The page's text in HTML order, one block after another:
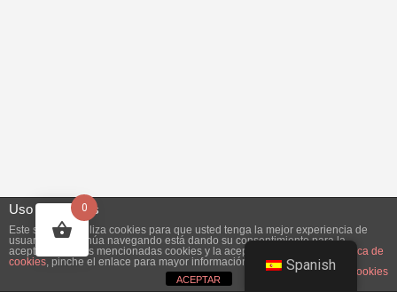
Uso de cookies
Este sitio web utiliza cookies para que usted tenga la mejor experiencia de
usuario. Si continúa navegando está dando su consentimiento para la
aceptación de las mencionadas cookies y la aceptación de nuestra
política de
cookies, pinche el enlace para mayor información.
plugin cookies
ACEPTAR
Spanish
0